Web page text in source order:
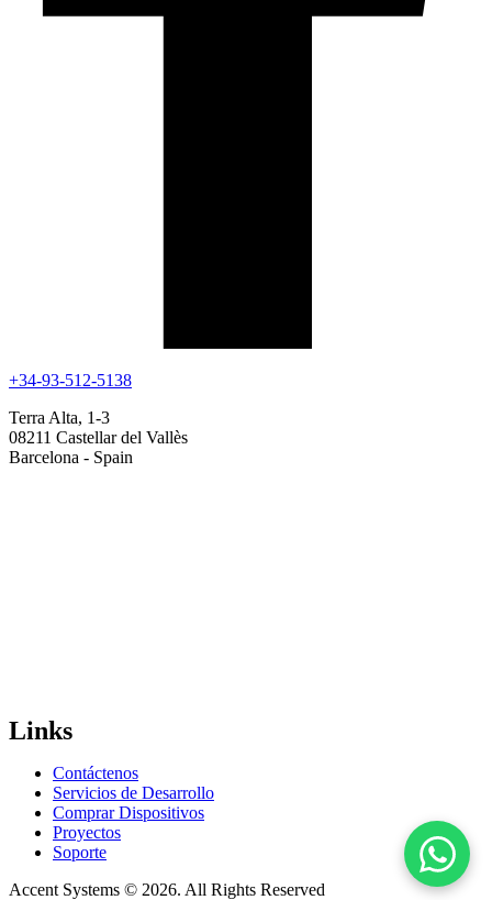
+34-93-512-5138
Terra Alta, 1-3
08211 Castellar del Vallès
Barcelona - Spain
Links
Contáctenos
Servicios de Desarrollo
Comprar Dispositivos
Proyectos
Soporte
Accent Systems © 2026. All Rights Reserved